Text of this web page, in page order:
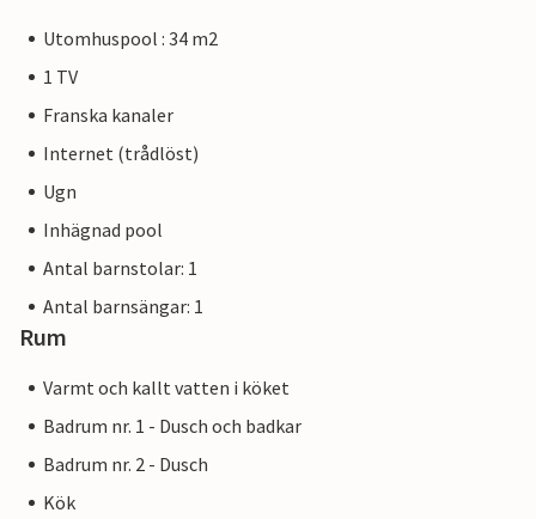
Utomhuspool : 34 m2
1 TV
Franska kanaler
Internet (trådlöst)
Ugn
Inhägnad pool
Antal barnstolar: 1
Antal barnsängar: 1
Rum
Varmt och kallt vatten i köket
Badrum nr. 1 - Dusch och badkar
Badrum nr. 2 - Dusch
Kök